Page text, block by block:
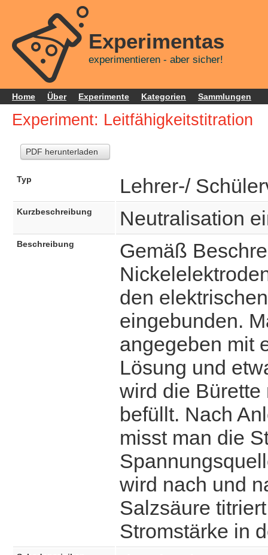
Experimentas
experimentieren - aber sicher!
Home Über Experimente Kategorien Sammlungen
Experiment: Leitfähigkeitstitration
PDF herunterladen
Typ Lehrer-/
Kurzbeschreibung Neutralisation
Beschreibung
Gemäß
den
eingebunden.
angegeben mit
Lösung und
wird die
befüllt. Nach
misst man die
wird nach und
Salzsäure
Stromstärke in